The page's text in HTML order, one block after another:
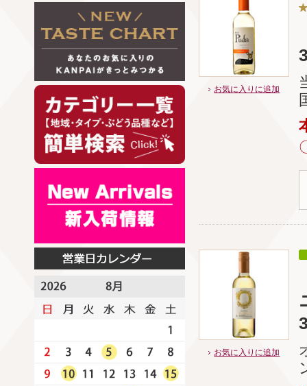
お気に入りに追加
お気に入りに追加